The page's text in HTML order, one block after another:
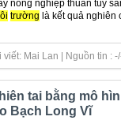
nông nghiệp thuần túy
trường là kết quả nghiên
Mai Lan | Nguồn tin :
tai bằng mô
Bạch Long Vĩ